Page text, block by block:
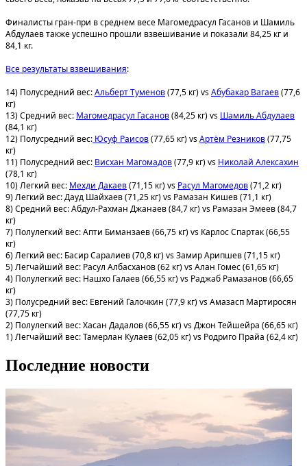
Финалисты гран-при в среднем весе Магомедрасул Гасанов и Шамиль
Абдулаев также успешно прошли взвешивание и показали 84,25 кг и
84,1 кг.
Все результаты взвешивания:
14) Полусредний вес:Альберт Туменов(77,5 кг) vsАбубакар Вагаев(77,6
кг)
13) Средний вес: Магомедрасул Гасанов(84,25 кг) vs Шамиль Абдулаев
(84,1 кг)
12) Полусредний вес: Юсуф Раисов(77,65 кг) vsАртём Резников(77,75
кг)
11) Полусредний вес: Висхан Магомадов(77,9 кг) vs Николай Алексахин
(78,1 кг)
10) Легкий вес: Мехди Дакаев(71,15 кг) vs Расул Магомедов(71,2 кг)
9) Легкий вес: Дауд Шайхаев (71,25 кг) vs Рамазан Кишев (71,1 кг)
8) Средний вес: Абдул-Рахман Джанаев (84,7 кг) vs Рамазан Эмеев (84,7
кг)
7) Полулегкий вес: Апти Биманзаев (66,75 кг) vs Карлос Спартак (66,55
кг)
6) Легкий вес: Басир Саралиев (70,8 кг) vs Замир Арипшев (71,15 кг)
5) Легчайший вес: Расул Албасханов (62 кг) vs Алан Гомес (61,65 кг)
4) Полулегкий вес: Нашхо Галаев (66,55 кг) vs Раджаб Рамазанов (66,65
кг)
3) Полусредний вес: Евгений Галочкин (77,9 кг) vs Амазасп Мартиросян
(77,75 кг)
2) Полулегкий вес: Хасан Дадалов (66,55 кг) vs Джон Тейшейра (66,65 кг)
1) Легчайший вес: Тамерлан Кулаев (62,05 кг) vs Родриго Прайа (62,4 кг)
Последние новости